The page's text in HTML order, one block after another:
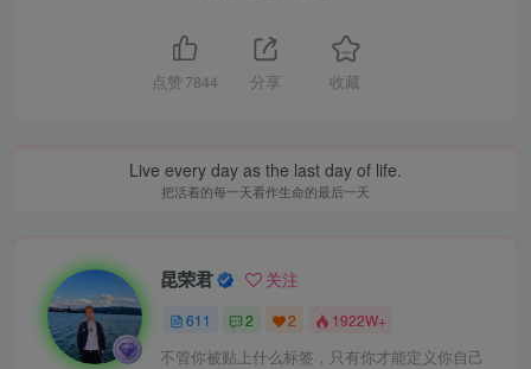
点赞 7844 分享 收藏
Live every day as the last day of life.
把活着的每一天看作生命的最后一天
昆荣君 关注
611 2 2 1922W+
不管你被贴上什么标签，只有你才能定义你自己